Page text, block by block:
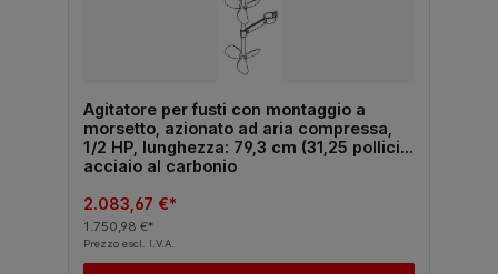
Agitatore per fusti con montaggio a
morsetto, azionato ad aria compressa,
1/2 HP, lunghezza: 79,3 cm (31,25 pollici),
acciaio al carbonio
2.083,67 €*
1.750,98 €*
Prezzo escl. I.V.A.